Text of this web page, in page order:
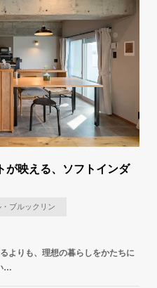
が映える、ソフトインダ
ブルックリン
よりも、理想の暮らしをかたちに
…